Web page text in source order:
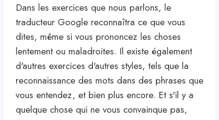
Dans les exercices que nous parlons, le
traducteur Google reconnaîtra ce que vous
dites, même si vous prononcez les choses
lentement ou maladroites. Il existe également
d'autres exercices d'autres styles, tels que la
reconnaissance des mots dans des phrases que
vous entendez, et bien plus encore. Et s'il y a
quelque chose qui ne vous convainque pas,